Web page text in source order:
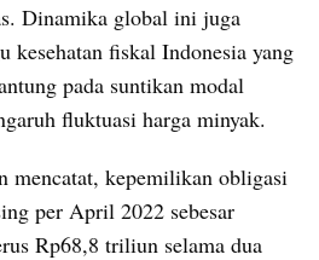
Dinamika global ini juga
kesehatan fiskal Indonesia yang
pada suntikan modal
fluktuasi harga minyak.
mencatat, kepemilikan obligasi
per April 2022 sebesar
Rp68,8 triliun selama dua